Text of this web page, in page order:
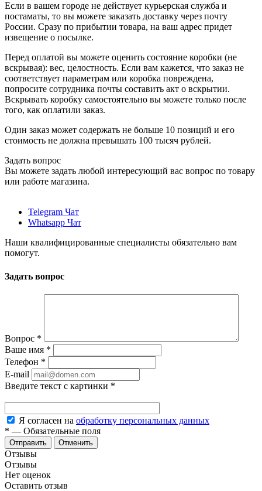
Если в вашем городе не действует курьерская служба и
постаматы, то вы можете заказать доставку через почту
России. Сразу по прибытии товара, на ваш адрес придет
извещение о посылке.
Перед оплатой вы можете оценить состояние коробки (не
вскрывая): вес, целостность. Если вам кажется, что заказ не
соответствует параметрам или коробка повреждена,
попросите сотрудника почты составить акт о вскрытии.
Вскрывать коробку самостоятельно вы можете только после
того, как оплатили заказ.
Один заказ может содержать не больше 10 позиций и его
стоимость не должна превышать 100 тысяч рублей.
Задать вопрос
Вы можете задать любой интересующий вас вопрос по товару
или работе магазина.
Telegram Чат
Whatsapp Чат
Наши квалифицированные специалисты обязательно вам
помогут.
Задать вопрос
Вопрос *
Ваше имя *
Телефон *
E-mail
Введите текст с картинки *
Я согласен на обработку персональных данных
* — Обязательные поля
Отменить
Отзывы
Отзывы
Нет оценок
Оставить отзыв